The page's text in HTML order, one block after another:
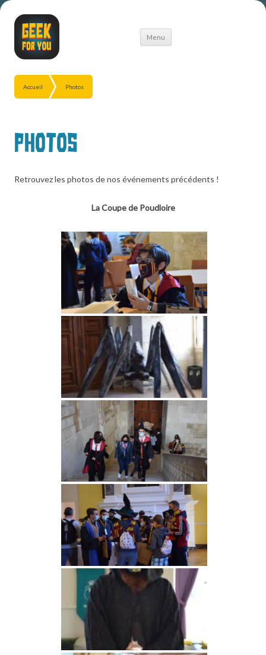
Menu
Aller
Accueil Photos
Photos
Retrouvez les photos de nos événements précédents !
La Coupe de Poudloire